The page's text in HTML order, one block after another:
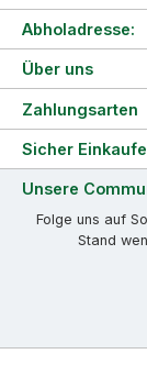
Über uns
Zahlungsarten
Abholadresse:
Sicher
Unsere
Folge uns auf
Stand